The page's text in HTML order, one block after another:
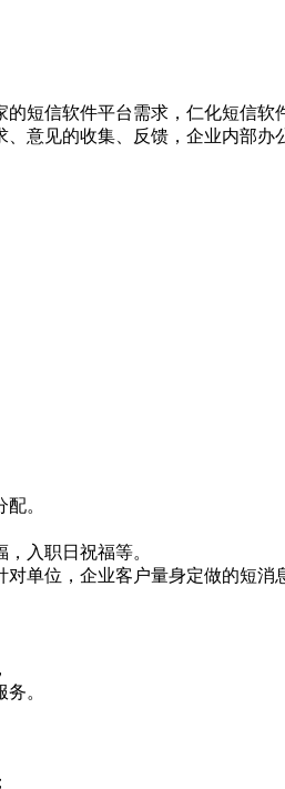
短信软件平台需求，仁化短信
意见的收集、反馈，企业内部办
。
入职日祝福等。
单位，企业客户量身定做的短
。